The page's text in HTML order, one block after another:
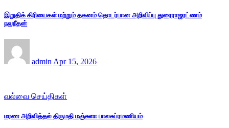
இறுதிக் கிரியைகள் மற்றும் தகனம் தொடர்பான அறிவிப்பு துரைராஜரட்ணம்
நவநீதன்
admin Apr 15, 2026
வல்வை செய்திகள்
மரண அறிவித்தல் திருமதி மஞ்சுளா பாலசுப்ரமணியம்